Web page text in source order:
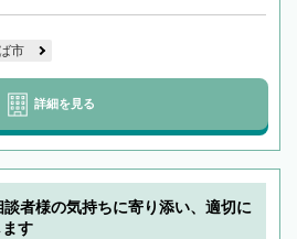
市
詳細を見る
談者様の気持ちに寄り添い、適切に
す